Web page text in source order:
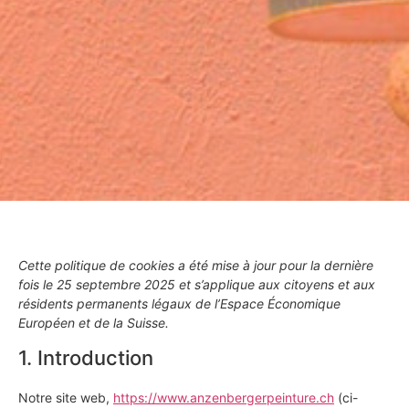
Cette politique de cookies a été mise à jour pour la dernière
fois le 25 septembre 2025 et s’applique aux citoyens et aux
résidents permanents légaux de l’Espace Économique
Européen et de la Suisse.
1. Introduction
Notre site web, https://www.anzenbergerpeinture.ch (ci-